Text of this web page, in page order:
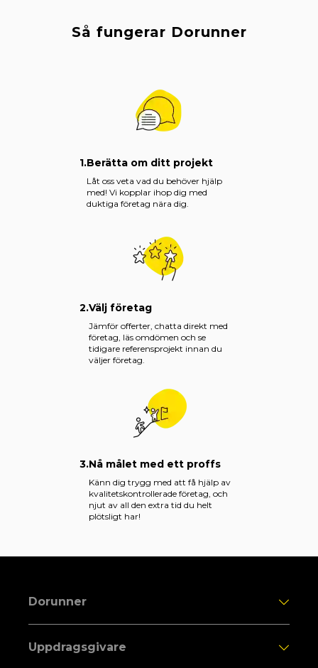
Så fungerar Dorunner
1.Berätta om ditt projekt
Låt oss veta vad du behöver hjälp
med! Vi kopplar ihop dig med
duktiga företag nära dig.
2.Välj företag
Jämför offerter, chatta direkt med
företag, läs omdömen och se
tidigare referensprojekt innan du
väljer företag.
3.Nå målet med ett proffs
Känn dig trygg med att få hjälp av
kvalitetskontrollerade företag, och
njut av all den extra tid du helt
plötsligt har!
Dorunner
Uppdragsgivare